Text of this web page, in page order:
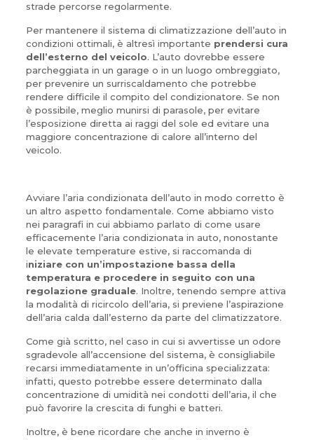
strade percorse regolarmente.
Per mantenere il sistema di climatizzazione dell’auto in
condizioni ottimali, è altresì importante prendersi cura
dell’esterno del veicolo. L’auto dovrebbe essere
parcheggiata in un garage o in un luogo ombreggiato,
per prevenire un surriscaldamento che potrebbe
rendere difficile il compito del condizionatore. Se non
è possibile, meglio munirsi di parasole, per evitare
l’esposizione diretta ai raggi del sole ed evitare una
maggiore concentrazione di calore all’interno del
veicolo.
Avviare l’aria condizionata dell’auto in modo corretto è
un altro aspetto fondamentale. Come abbiamo visto
nei paragrafi in cui abbiamo parlato di come usare
efficacemente l’aria condizionata in auto, nonostante
le elevate temperature estive, si raccomanda di
iniziare con un’impostazione bassa della
temperatura e procedere in seguito con una
regolazione graduale. Inoltre, tenendo sempre attiva
la modalità di ricircolo dell’aria, si previene l’aspirazione
dell’aria calda dall’esterno da parte del climatizzatore.
Come già scritto, nel caso in cui si avvertisse un odore
sgradevole all’accensione del sistema, è consigliabile
recarsi immediatamente in un’officina specializzata:
infatti, questo potrebbe essere determinato dalla
concentrazione di umidità nei condotti dell’aria, il che
può favorire la crescita di funghi e batteri.
Inoltre, è bene ricordare che anche in inverno è